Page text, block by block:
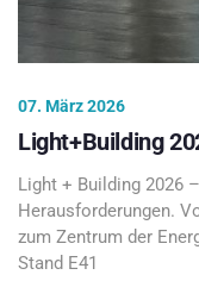
07. März 2026
Light+Building
Light + Building 2026
Herausforderungen.
zum Zentrum der
Stand E41